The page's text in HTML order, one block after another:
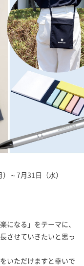
～7月31日（水）
になる」をテーマに、
させていきたいと思っ
いただけますと幸いで